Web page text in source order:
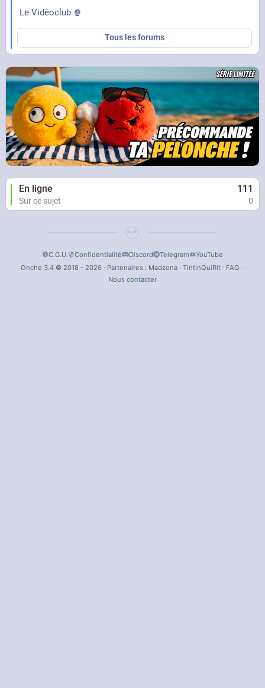
Le Vidéoclub 🍿
Tous les forums
En ligne 111
Sur ce sujet 0
C.G.U. Confidentialité Discord Telegram
YouTube
Onche 3.4 © 2018 - 2026 · Partenaires : Madzona· TintinQuiRit· FAQ ·
Nous contacter